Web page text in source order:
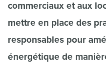
commerciaux et aux
mettre en place des
responsables pour
énergétique de